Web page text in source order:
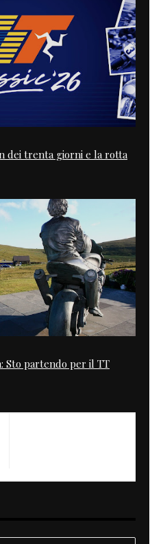
dei trenta giorni e la rotta
Sto partendo per il TT